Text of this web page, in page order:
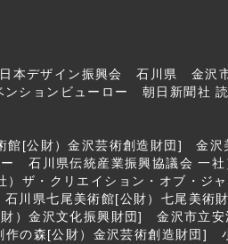
日本デザイン振興会 石川県
ションビューロー 朝日新聞社
[公財）金沢芸術創造財団] 金
石川県伝統産業振興協議会 一
）ザ・クリエイション・オブ
県七尾美術館[公財）七尾美術
）金沢文化振興財団] 金沢市立
作の森[公財）金沢芸術創造財団